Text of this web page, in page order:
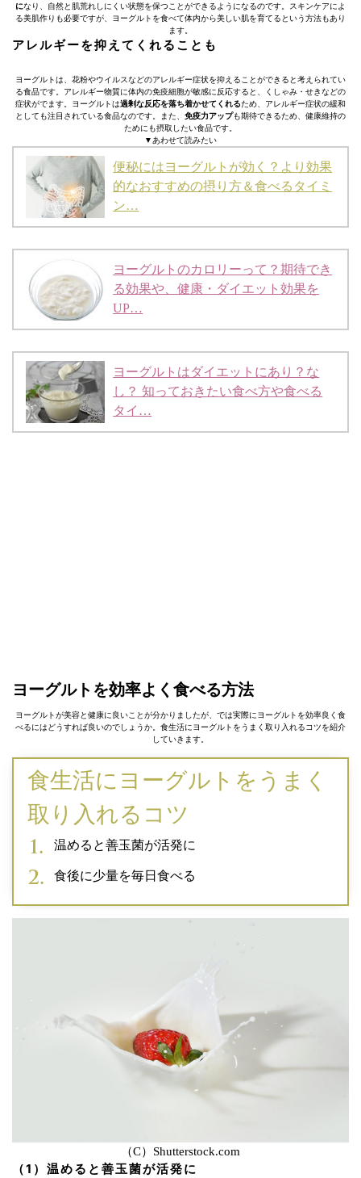
になり、自然と肌荒れしにくい状態を保つことができるようになるのです。スキンケアによ
る美肌作りも必要ですが、ヨーグルトを食べて体内から美しい肌を育てるという方法もあり
ます。
アレルギーを抑えてくれることも
ヨーグルトは、花粉やウイルスなどのアレルギー症状を抑えることができると考えられてい
る食品です。アレルギー物質に体内の免疫細胞が敏感に反応すると、くしゃみ・せきなどの
症状がでます。ヨーグルトは過剰な反応を落ち着かせてくれるため、アレルギー症状の緩和
としても注目されている食品なのです。また、 免疫力アップも期待できるため、健康維持の
ためにも摂取したい食品です。
▼あわせて読みたい
便秘にはヨーグルトが効く？より効果
的なおすすめの摂り方＆食べるタイミ
ン…
ヨーグルトのカロリーって？期待でき
る効果や、健康・ダイエット効果を
UP…
ヨーグルトはダイエットにあり？な
し？ 知っておきたい食べ方や食べる
タイ…
ヨーグルトを効率よく食べる方法
ヨーグルトが美容と健康に良いことが分かりましたが、では実際にヨーグルトを効率良く食
べるにはどうすれば良いのでしょうか。食生活にヨーグルトをうまく取り入れるコツを紹介
していきます。
食生活にヨーグルトをうまく
取り入れるコツ
温めると善玉菌が活発に
食後に少量を毎日食べる
（C）Shutterstock.com
（1）温めると善玉菌が活発に